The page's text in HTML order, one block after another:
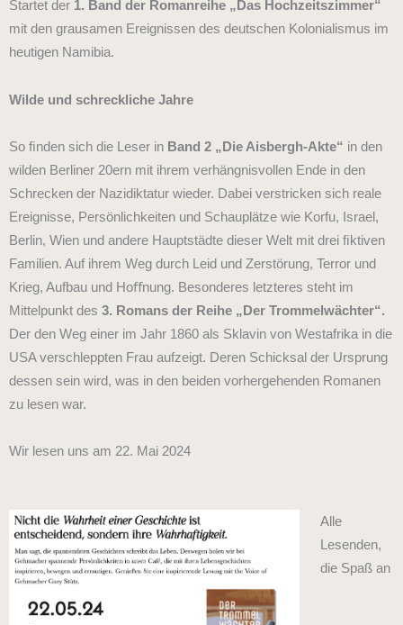
Startet der 1. Band der Romanreihe „Das Hochzeitszimmer“
mit den grausamen Ereignissen des deutschen Kolonialismus im
heutigen Namibia.
Wilde und schreckliche Jahre
So ﬁnden sich die Leser in Band 2 „Die Aisbergh-Akte“ in den
wilden Berliner 20ern mit ihrem verhängnisvollen Ende in den
Schrecken der Nazidiktatur wieder. Dabei verstricken sich reale
Ereignisse, Persönlichkeiten und Schauplätze wie Korfu, Israel,
Berlin, Wien und andere Hauptstädte dieser Welt mit drei ﬁktiven
Familien. Auf ihrem Weg durch Leid und Zerstörung, Terror und
Krieg, Aufbau und Hoﬀnung. Besonderes letzteres steht im
Mittelpunkt des 3. Romans der Reihe „Der Trommelwächter“.
Der den Weg einer im Jahr 1860 als Sklavin von Westafrika in die
USA verschleppten Frau aufzeigt. Deren Schicksal der Ursprung
dessen sein wird, was in den beiden vorhergehenden Romanen
zu lesen war.
Wir lesen uns am 22. Mai 2024
Alle
Lesenden,
die Spaß an